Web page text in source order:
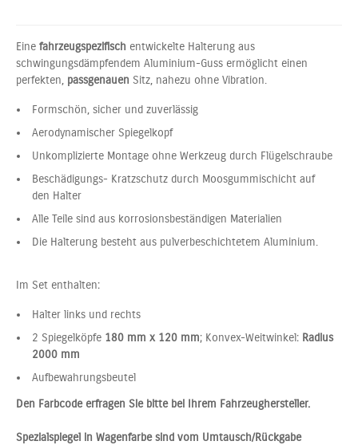
Eine fahrzeugspezifisch entwickelte Halterung aus
schwingungsdämpfendem Aluminium-Guss ermöglicht einen
perfekten, passgenauen Sitz, nahezu ohne Vibration.
Formschön, sicher und zuverlässig
Aerodynamischer Spiegelkopf
Unkomplizierte Montage ohne Werkzeug durch Flügelschraube
Beschädigungs- Kratzschutz durch Moosgummischicht auf
den Halter
Alle Teile sind aus korrosionsbeständigen Materialien
Die Halterung besteht aus pulverbeschichtetem Aluminium.
Im Set enthalten:
Halter links und rechts
2 Spiegelköpfe 180 mm x 120 mm; Konvex-Weitwinkel: Radius
2000 mm
Aufbewahrungsbeutel
Den Farbcode erfragen Sie bitte bei Ihrem Fahrzeughersteller.
Spezialspiegel in Wagenfarbe sind vom Umtausch/Rückgabe